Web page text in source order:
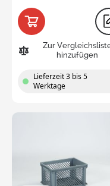
Zur
hinzufügen
Lieferzeit 3 bis 5
Werktage